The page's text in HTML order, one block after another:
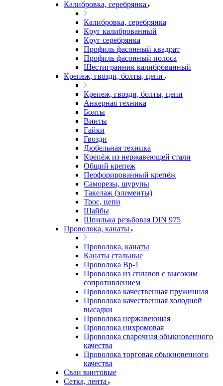
Калибровка, серебрянка
Калибровка, серебрянка
Круг калиброванный
Круг серебрянка
Профиль фасонный квадрат
Профиль фасонный полоса
Шестигранник калиброванный
Крепеж, гвозди, болты, цепи
Крепеж, гвозди, болты, цепи
Анкерная техника
Болты
Винты
Гайки
Гвозди
Дюбельная техника
Крепёж из нержавеющей стали
Общий крепеж
Перфорированный крепёж
Саморезы, шурупы
Такелаж (элементы)
Трос, цепи
Шайбы
Шпилька резьбовая DIN 975
Проволока, канаты
Проволока, канаты
Канаты стальные
Проволока Вр-1
Проволока из сплавов с высоким
сопротивлением
Проволока качественная пружинная
Проволока качественная холодной
высадки
Проволока нержавеющая
Проволока нихромовая
Проволока сварочная обыкновенного
качества
Проволока торговая обыкновенного
качества
Сваи винтовые
Сетка, лента